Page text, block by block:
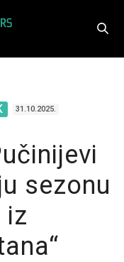
31.10.2025.
sezonu
iz